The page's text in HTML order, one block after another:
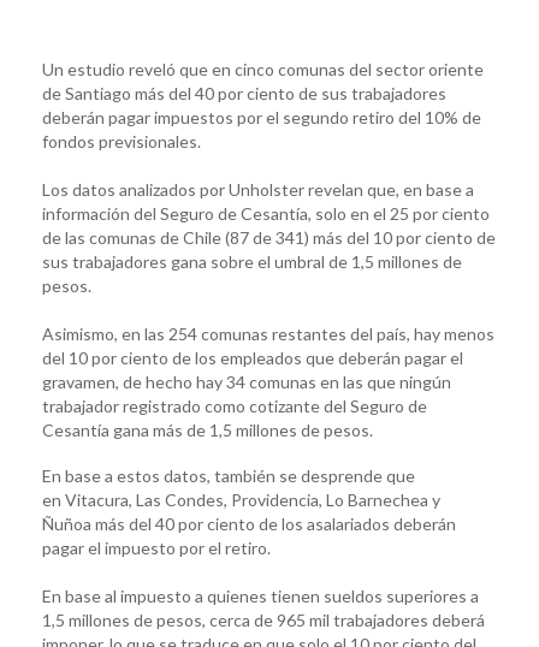
Un estudio reveló que en cinco comunas del sector oriente
de Santiago más del 40 por ciento de sus trabajadores
deberán pagar impuestos por el segundo retiro del 10% de
fondos previsionales.
Los datos analizados por Unholster revelan que, en base a
información del Seguro de Cesantía, solo en el 25 por ciento
de las comunas de Chile (87 de 341) más del 10 por ciento de
sus trabajadores gana sobre el umbral de 1,5 millones de
pesos.
Asimismo, en las 254 comunas restantes del país, hay menos
del 10 por ciento de los empleados que deberán pagar el
gravamen, de hecho hay 34 comunas en las que ningún
trabajador registrado como cotizante del Seguro de
Cesantía gana más de 1,5 millones de pesos.
En base a estos datos, también se desprende que
en Vitacura, Las Condes, Providencia, Lo Barnechea y
Ñuñoa más del 40 por ciento de los asalariados deberán
pagar el impuesto por el retiro.
En base al impuesto a quienes tienen sueldos superiores a
1,5 millones de pesos, cerca de 965 mil trabajadores deberá